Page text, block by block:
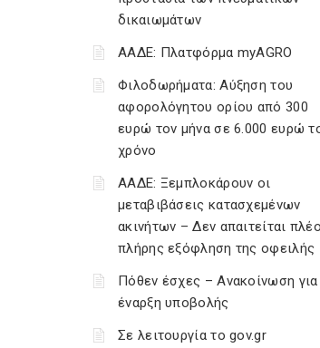
δικαιωμάτων
ΑΑΔΕ: Πλατφόρμα myAGRO
Φιλοδωρήματα: Αύξηση του
αφορολόγητου ορίου από 300
ευρώ τον μήνα σε 6.000 ευρώ
χρόνο
ΑΑΔΕ: Ξεμπλοκάρουν οι
μεταβιβάσεις κατασχεμένων
ακινήτων – Δεν απαιτείται
πλήρης εξόφληση της οφειλής
Πόθεν έσχες – Ανακοίνωση για
έναρξη υποβολής
Σε λειτουργία το gov.gr